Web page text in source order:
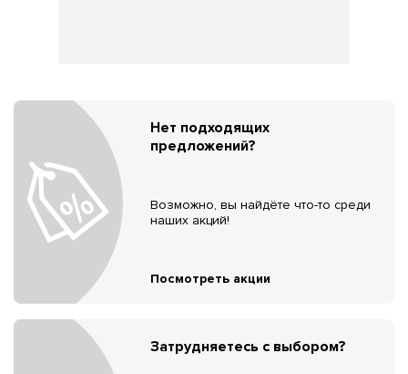
Нет подходящих
предложений?
Возможно, вы найдёте что-то среди
наших акций!
Посмотреть акции
Затрудняетесь с выбором?